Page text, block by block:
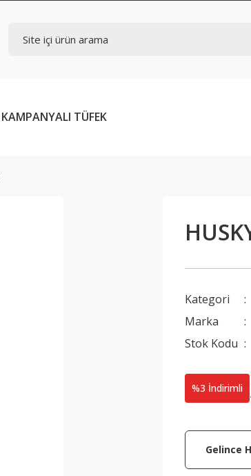
KAMPANYALI TÜFEK
Kategori
Marka
Stok Kodu
%3 İndirimli
Gelince